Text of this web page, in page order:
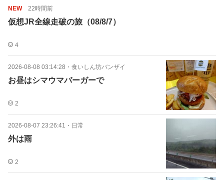
NEW 22時間前
仮想JR全線走破の旅（08/8/7）
4
2026-08-08 03:14:28 ・ 食いしん坊バンザイ
お昼はシマウマバーガーで
2
2026-08-07 23:26:41 ・ 日常
外は雨
2